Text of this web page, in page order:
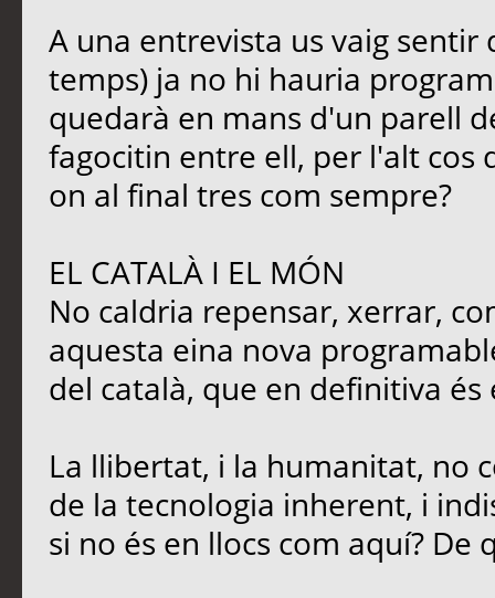
A una entrevista us vaig
temps) ja no hi hauria
quedarà en mans d'un parell
fagocitin entre ell, per l'alt cos
on al final tres com sempre?
EL CATALÀ I EL MÓN
No caldria repensar, xerrar,
aquesta eina nova
del català, que en definitiva
La llibertat, i la humanitat, no
de la tecnologia inherent, i
si no és en llocs com aquí? De